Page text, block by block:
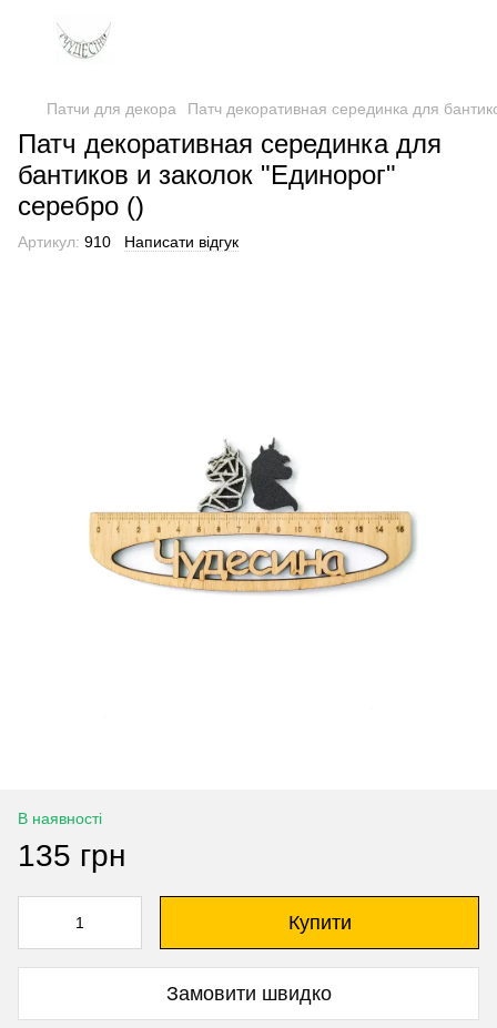
Патчи для декора Патч декоративная серединка для
Патч декоративная серединка для
бантиков и заколок "Единорог"
серебро ()
Артикул: 910 Написати відгук
В наявності
135 грн
Купити
Замовити швидко